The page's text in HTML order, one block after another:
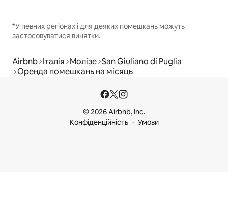
*У певних регіонах і для деяких помешкань можуть
застосовуватися винятки.
Airbnb Італія Молізе San Giuliano di Puglia
Оренда помешкань на місяць
© 2026 Airbnb, Inc.
Конфіденційність
Умови